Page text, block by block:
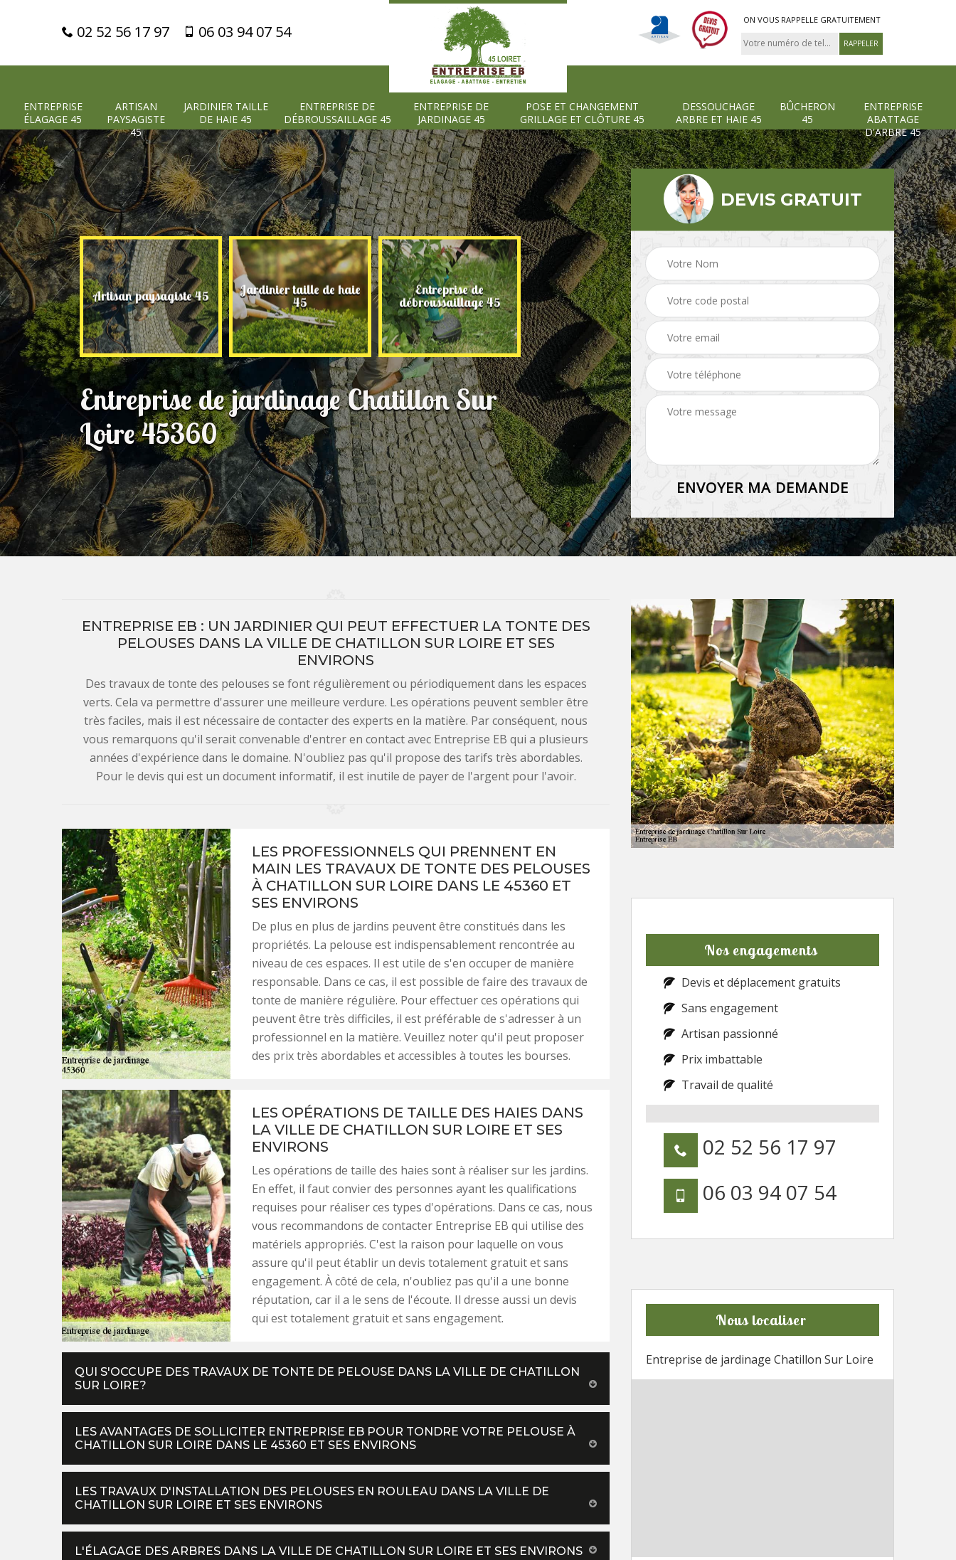
02 52 56 17 97 06 03 94 07 54
ON VOUS RAPPELLE GRATUITEMENT
ENTREPRISE
ÉLAGAGE 45
ARTISAN
PAYSAGISTE
45
JARDINIER TAILLE
DE HAIE 45
ENTREPRISE DE
DÉBROUSSAILLAGE 45
ENTREPRISE DE
JARDINAGE 45
POSE ET CHANGEMENT
GRILLAGE ET CLÔTURE 45
DESSOUCHAGE
ARBRE ET HAIE 45
BÛCHERON
45
ENTREPRISE
ABATTAGE
D'ARBRE 45
45 Artisan paysagiste 45 Jardinier taille de haie
45
Entreprise de
débroussaillage 45
Entreprise de
jardinage 45
Pose et changement
grillage et clôture 45
Dessouchage arbre et
haie 45
Entreprise de jardinage Chatillon Sur
Loire 45360
DEVIS GRATUIT
ENTREPRISE EB : UN JARDINIER QUI PEUT EFFECTUER LA TONTE DES
PELOUSES DANS LA VILLE DE CHATILLON SUR LOIRE ET SES
ENVIRONS
Des travaux de tonte des pelouses se font régulièrement ou périodiquement dans les espaces
verts. Cela va permettre d'assurer une meilleure verdure. Les opérations peuvent sembler être
très faciles, mais il est nécessaire de contacter des experts en la matière. Par conséquent, nous
vous remarquons qu'il serait convenable d'entrer en contact avec Entreprise EB qui a plusieurs
années d'expérience dans le domaine. N'oubliez pas qu'il propose des tarifs très abordables.
Pour le devis qui est un document informatif, il est inutile de payer de l'argent pour l'avoir.
LES PROFESSIONNELS QUI PRENNENT EN
MAIN LES TRAVAUX DE TONTE DES PELOUSES
À CHATILLON SUR LOIRE DANS LE 45360 ET
SES ENVIRONS
De plus en plus de jardins peuvent être constitués dans les
propriétés. La pelouse est indispensablement rencontrée au
niveau de ces espaces. Il est utile de s'en occuper de manière
responsable. Dans ce cas, il est possible de faire des travaux de
tonte de manière régulière. Pour effectuer ces opérations qui
peuvent être très difficiles, il est préférable de s'adresser à un
professionnel en la matière. Veuillez noter qu'il peut proposer
des prix très abordables et accessibles à toutes les bourses.
LES OPÉRATIONS DE TAILLE DES HAIES DANS
LA VILLE DE CHATILLON SUR LOIRE ET SES
ENVIRONS
Les opérations de taille des haies sont à réaliser sur les jardins.
En effet, il faut convier des personnes ayant les qualifications
requises pour réaliser ces types d'opérations. Dans ce cas, nous
vous recommandons de contacter Entreprise EB qui utilise des
matériels appropriés. C'est la raison pour laquelle on vous
assure qu'il peut établir un devis totalement gratuit et sans
engagement. À côté de cela, n'oubliez pas qu'il a une bonne
réputation, car il a le sens de l'écoute. Il dresse aussi un devis
qui est totalement gratuit et sans engagement.
QUI S'OCCUPE DES TRAVAUX DE TONTE DE PELOUSE DANS LA VILLE DE CHATILLON
SUR LOIRE?
LES AVANTAGES DE SOLLICITER ENTREPRISE EB POUR TONDRE VOTRE PELOUSE À
CHATILLON SUR LOIRE DANS LE 45360 ET SES ENVIRONS
LES TRAVAUX D'INSTALLATION DES PELOUSES EN ROULEAU DANS LA VILLE DE
CHATILLON SUR LOIRE ET SES ENVIRONS
L'ÉLAGAGE DES ARBRES DANS LA VILLE DE CHATILLON SUR LOIRE ET SES ENVIRONS
Nos engagements
Devis et déplacement gratuits
Sans engagement
Artisan passionné
Prix imbattable
Travail de qualité
02 52 56 17 97
06 03 94 07 54
Nous localiser
Entreprise de jardinage Chatillon Sur Loire